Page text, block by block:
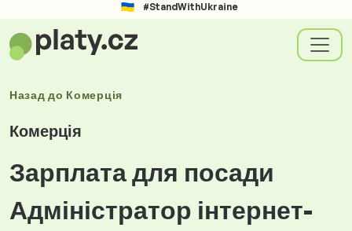
#StandWithUkraine
Назад до Комерція
Комерція
Зарплата для посади
Адміністратор інтернет-